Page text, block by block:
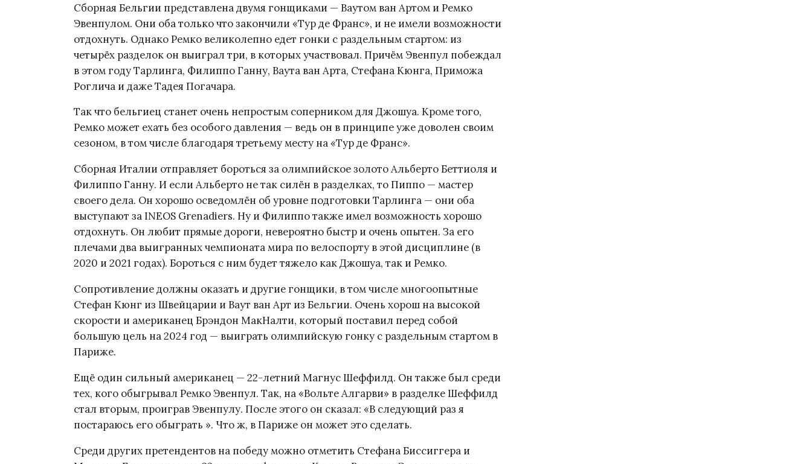
Сборная Бельгии представлена двумя гонщиками — Ваутом ван Артом и Ремко
Эвенпулом. Они оба только что закончили «Тур де Франс», и не имели возможности
отдохнуть. Однако Ремко великолепно едет гонки с раздельным стартом: из
четырёх разделок он выиграл три, в которых участвовал. Причём Эвенпул побеждал
в этом году Тарлинга, Филиппо Ганну, Ваута ван Арта, Стефана Кюнга, Приможа
Роглича и даже Тадея Погачара.
Так что бельгиец станет очень непростым соперником для Джошуа. Кроме того,
Ремко может ехать без особого давления — ведь он в принципе уже доволен своим
сезоном, в том числе благодаря третьему месту на «Тур де Франс».
Сборная Италии отправляет бороться за олимпийское золото Альберто Беттиоля и
Филиппо Ганну. И если Альберто не так силён в разделках, то Пиппо — мастер
своего дела. Он хорошо осведомлён об уровне подготовки Тарлинга — они оба
выступают за INEOS Grenadiers. Ну и Филиппо также имел возможность хорошо
отдохнуть. Он любит прямые дороги, невероятно быстр и очень опытен. За его
плечами два выигранных чемпионата мира по велоспорту в этой дисциплине (в
2020 и 2021 годах). Бороться с ним будет тяжело как Джошуа, так и Ремко.
Сопротивление должны оказать и другие гонщики, в том числе многоопытные
Стефан Кюнг из Швейцарии и Ваут ван Арт из Бельгии. Очень хорош на высокой
скорости и американец Брэндон МакНалти, который поставил перед собой
большую цель на 2024 год — выиграть олимпийскую гонку с раздельным стартом в
Париже.
Ещё один сильный американец — 22-летний Магнус Шеффилд. Он также был среди
тех, кого обыгрывал Ремко Эвенпул. Так, на «Вольте Алгарви» в разделке Шеффилд
стал вторым, проиграв Эвенпулу. После этого он сказал: «В следующий раз я
постараюсь его обыграть ». Что ж, в Париже он может это сделать.
Среди других претендентов на победу можно отметить Стефана Биссиггера и